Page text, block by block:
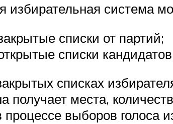
избирательная система
списки от партий;
списки
списках
получает места,
выборов голоса